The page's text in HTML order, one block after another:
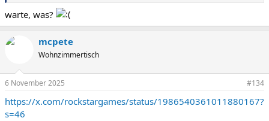
warte, was?
mcpete
Wohnzimmertisch
6 November 2025 #134
https://x.com/rockstargames/status/1986540361011880167?
s=46